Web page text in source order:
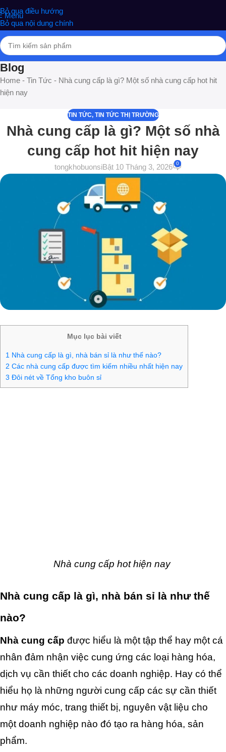
Bỏ qua điều hướng
Bỏ qua nội dung chính
nghiệm phân phối Quà tặng hottrend, gia dụng, đồ chơi, văn phòng
phẩm
Menu
Blog
Home - Tin Tức - Nhà cung cấp là gì? Một số nhà cung cấp hot hit
hiện nay
TIN TỨC, TIN TỨC THỊ TRƯỜNG
Nhà cung cấp là gì? Một số nhà
cung cấp hot hit hiện nay
tongkhobuonsiBật 10 Tháng 3, 2026 0
Mục lục bài viết
1 Nhà cung cấp là gì, nhà bán sỉ là như thế nào?
2 Các nhà cung cấp được tìm kiếm nhiều nhất hiện nay
3 Đôi nét về Tổng kho buôn sỉ
Nhà cung cấp hot hiện nay
Nhà cung cấp là gì, nhà bán sỉ là như thế
nào?
Nhà cung cấp được hiểu là một tập thể hay một cá
nhân đảm nhận việc cung ứng các loại hàng hóa,
dịch vụ cần thiết cho các doanh nghiệp. Hay có thể
hiểu họ là những người cung cấp các sự cần thiết
như máy móc, trang thiết bị, nguyên vật liệu cho
một doanh nghiệp nào đó tạo ra hàng hóa, sản
phẩm.